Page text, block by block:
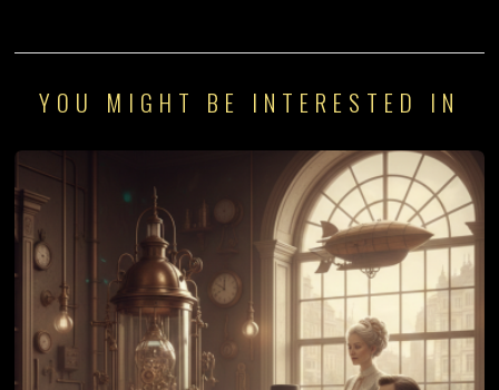
YOU MIGHT BE INTERESTED IN